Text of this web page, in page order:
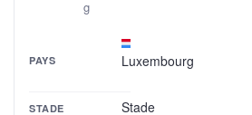
g
PAYS Luxembourg
STADE
Stade